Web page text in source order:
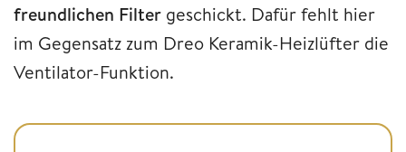
freundlichen Filter geschickt. Dafür fehlt hier
im Gegensatz zum Dreo Keramik-Heizlüfter die
Ventilator-Funktion.